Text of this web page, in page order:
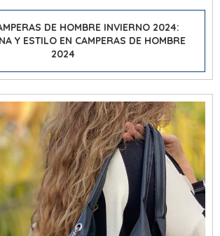
DE HOMBRE INVIERNO 2024:
Y ESTILO EN CAMPERAS DE HOMBRE
2024